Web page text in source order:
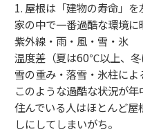
1. 屋根は「建物の寿命」
家の中で一番過酷な環境に
紫外線・雨・風・雪・氷
温度差（夏は60℃以上、冬
雪の重み・落雪・氷柱によ
このような過酷な状況が年
住んでいる人はほとんど
しにしてしまいがち。